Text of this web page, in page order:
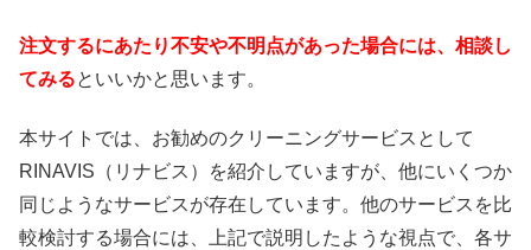
注文するにあたり不安や不明点があった場合には、相談し
てみるといいかと思います。
本サイトでは、お勧めのクリーニングサービスとして
RINAVIS（リナビス）を紹介していますが、他にいくつか
同じようなサービスが存在しています。他のサービスを比
較検討する場合には、上記で説明したような視点で、各サ